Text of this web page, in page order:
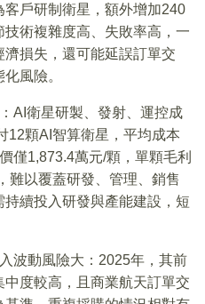
戶研制衛星，額外增加240
術複雜度高、失敗率高，一
損失，還可能延誤訂單交
風險。
AI衛星研製、發射、運控成
12顆AI智算衛星，平均成本
僅1,873.4萬元/顆，單顆毛利
難以覆蓋研發、管理、銷售
續投入研發與產能建設，短
波動風險大：2025年，其前
度較高，且商業航天訂單交